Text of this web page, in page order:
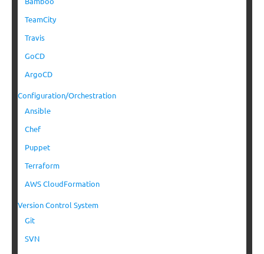
TeamCity
Travis
GoCD
ArgoCD
Configuration/Orchestration
Ansible
Chef
Puppet
Terraform
AWS CloudFormation
Version Control System
Git
SVN